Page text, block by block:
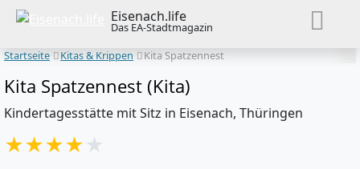
Eisenach.life
Das EA-Stadtmagazin
Startseite
Kitas & Krippen Kita Spatzennest
Kita Spatzennest (Kita)
Kindertagesstätte mit Sitz in Eisenach, Thüringen
★★★★★